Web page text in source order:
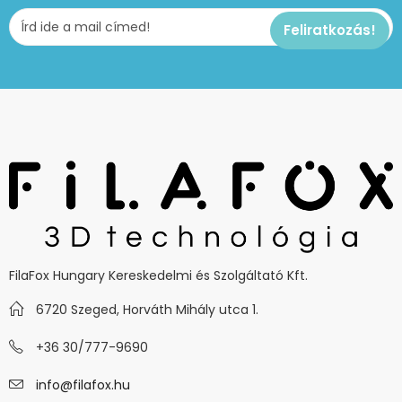
FilaFox Hungary Kereskedelmi és Szolgáltató Kft.
6720 Szeged, Horváth Mihály utca 1.
+36 30/777-9690
info@filafox.hu